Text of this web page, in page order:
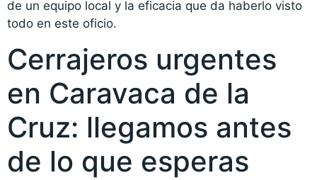
de un equipo local y la eficacia que da haberlo visto
todo en este oficio.
Cerrajeros urgentes
en Caravaca de la
Cruz: llegamos antes
de lo que esperas